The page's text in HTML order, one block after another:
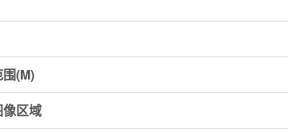
(M)
区域